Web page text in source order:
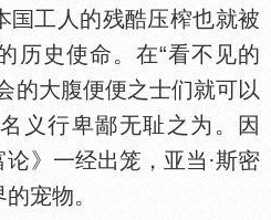
工人的残酷压榨也就被
历史使命。在“看不见的
的大腹便便之士们就可以
义行卑鄙无耻之为。因
论》一经出笼，亚当·斯密
宠物。